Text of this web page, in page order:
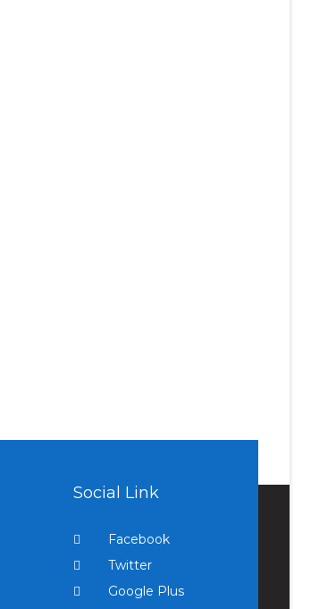
Social Link
Facebook
Twitter
Google Plus